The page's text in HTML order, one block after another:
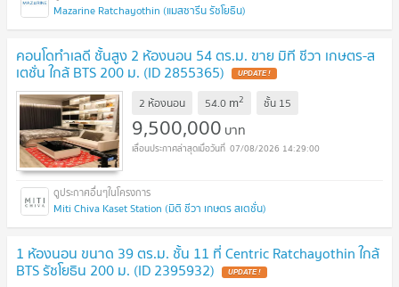
Mazarine Ratchayothin (แมสซารีน รัชโยธิน)
คอนโดทำเลดี ชั้นสูง 2 ห้องนอน 54 ตร.ม. ขาย มิที ชีวา เกษตร-ส
เตชั่น ใกล้ BTS 200 ม. (ID 2855365)
2 ห้องนอน 54.0 m2 ชั้น 15
9,500,000 บาท
07/08/2026 14:29:00
Miti Chiva Kaset Station (มิติ ชีวา เกษตร สเตชั่น)
1 ห้องนอน ขนาด 39 ตร.ม. ชั้น 11 ที่ Centric Ratchayothin ใกล้
BTS รัชโยธิน 200 ม. (ID 2395932)